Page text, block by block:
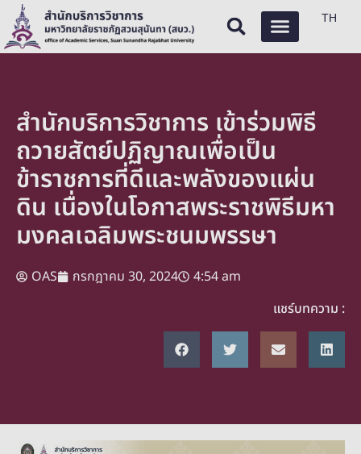
TH
สำนักบริการวิชาการ เข้าร่วมพิธี
ถวายสัตย์ปฏิญาณเพื่อเป็น
ข้าราชการที่ดีและพลังของแผ่น
ดิน เนื่องในโอกาสพระราชพิธีมหา
มงคลเฉลิมพระชนมพรรษา
OAS กรกฎาคม 30, 2024
4:54 am
แชร์บทความ :